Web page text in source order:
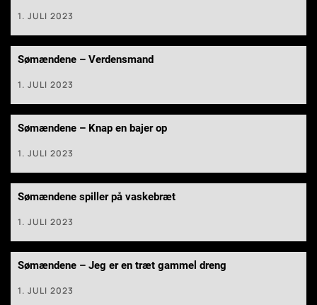
1. JULI 2023
Sømændene – Verdensmand
1. JULI 2023
Sømændene – Knap en bajer op
1. JULI 2023
Sømændene spiller på vaskebræt
1. JULI 2023
Sømændene – Jeg er en træt gammel dreng
1. JULI 2023